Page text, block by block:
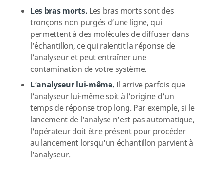
Les bras morts. Les bras morts sont des
tronçons non purgés d’une ligne, qui
permettent à des molécules de diffuser dans
l’échantillon, ce qui ralentit la réponse de
l’analyseur et peut entraîner une
contamination de votre système.
L’analyseur lui-même.Il arrive parfois que
l’analyseur lui-même soit à l’origine d’un
temps de réponse trop long. Par exemple, si le
lancement de l’analyse n’est pas automatique,
l'opérateur doit être présent pour procéder
au lancement lorsqu'un échantillon parvient à
l’analyseur.